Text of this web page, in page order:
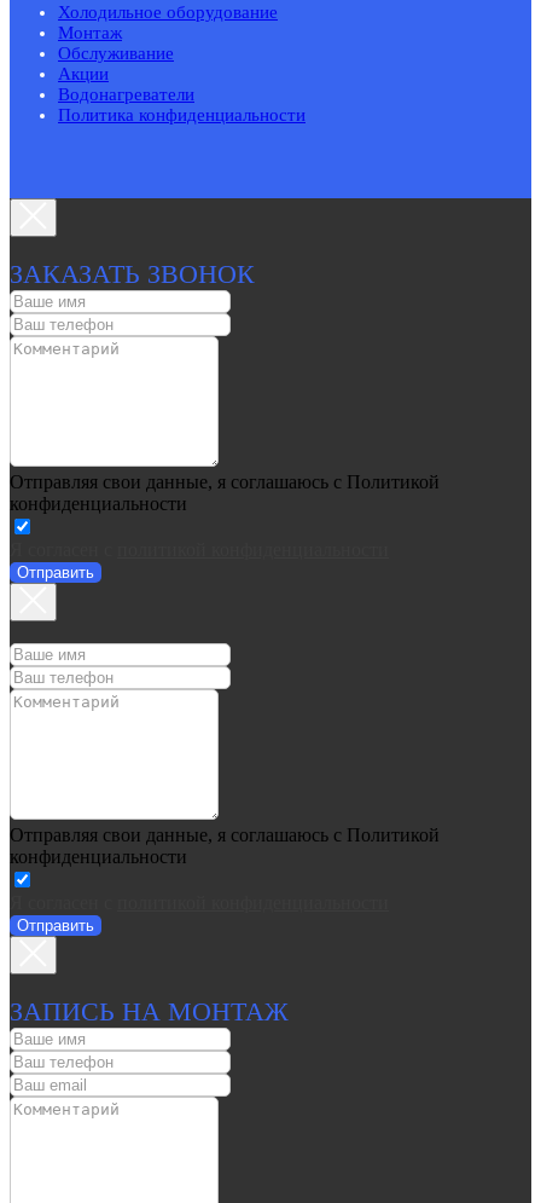
Холодильное оборудование
Монтаж
Обслуживание
Акции
Водонагреватели
Политика конфиденциальности
ЗАКАЗАТЬ ЗВОНОК
Отправляя свои данные, я соглашаюсь с Политикой
конфиденциальности
Отправить
Отправляя свои данные, я соглашаюсь с Политикой
конфиденциальности
Отправить
ЗАПИСЬ НА МОНТАЖ